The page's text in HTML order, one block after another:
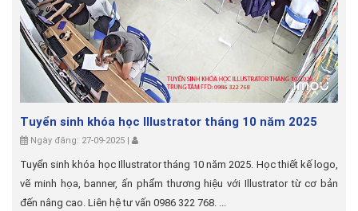
Tuyển sinh khóa học Illustrator tháng 10 năm 2025
Ngày đăng: 27-09-2025 |
Tuyển sinh khóa học Illustrator tháng 10 năm 2025. Học thiết kế logo,
vẽ minh họa, banner, ấn phẩm thương hiệu với Illustrator từ cơ bản
đến nâng cao. Liên hệ tư vấn 0986 322 768. ...